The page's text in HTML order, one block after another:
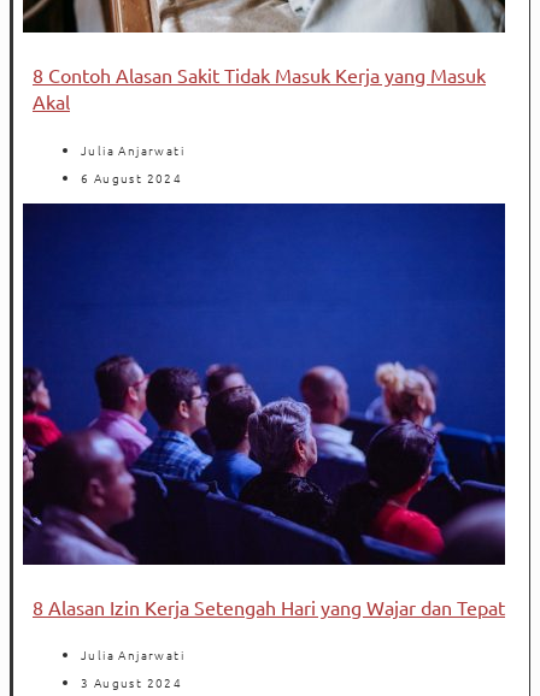
8 Contoh Alasan Sakit Tidak Masuk Kerja yang Masuk
Akal
Julia Anjarwati
6 August 2024
8 Alasan Izin Kerja Setengah Hari yang Wajar dan Tepat
Julia Anjarwati
3 August 2024